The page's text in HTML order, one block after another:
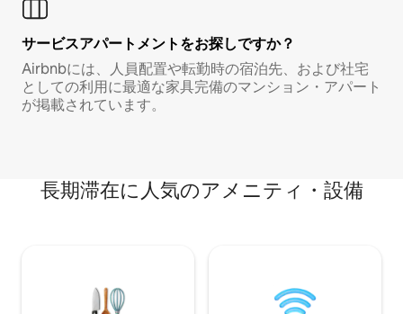
サービスアパートメントをお探しですか？
Airbnbには、人員配置や転勤時の宿泊先、および社宅
としての利用に最適な家具完備のマンション・アパート
が掲載されています。
長期滞在に人気のアメニティ・設備